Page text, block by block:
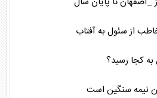
از سئول به آفتاب
به کجا رسید؟
نیمه سنگین است